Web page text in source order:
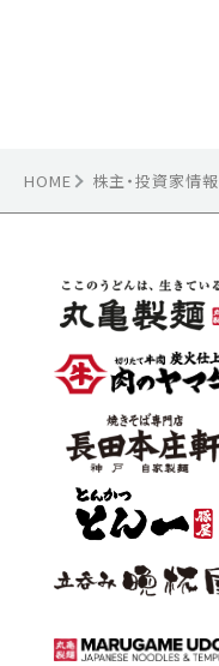
HOME 株主・投資家情報